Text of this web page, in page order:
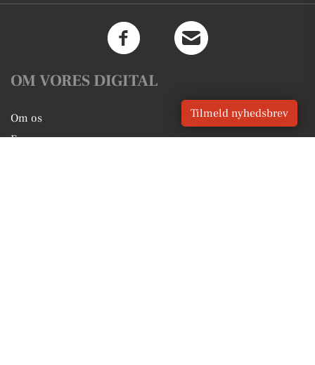
OM VORES DIGITAL
Om os
For annoncører
Tilmeld nyhedsbrev